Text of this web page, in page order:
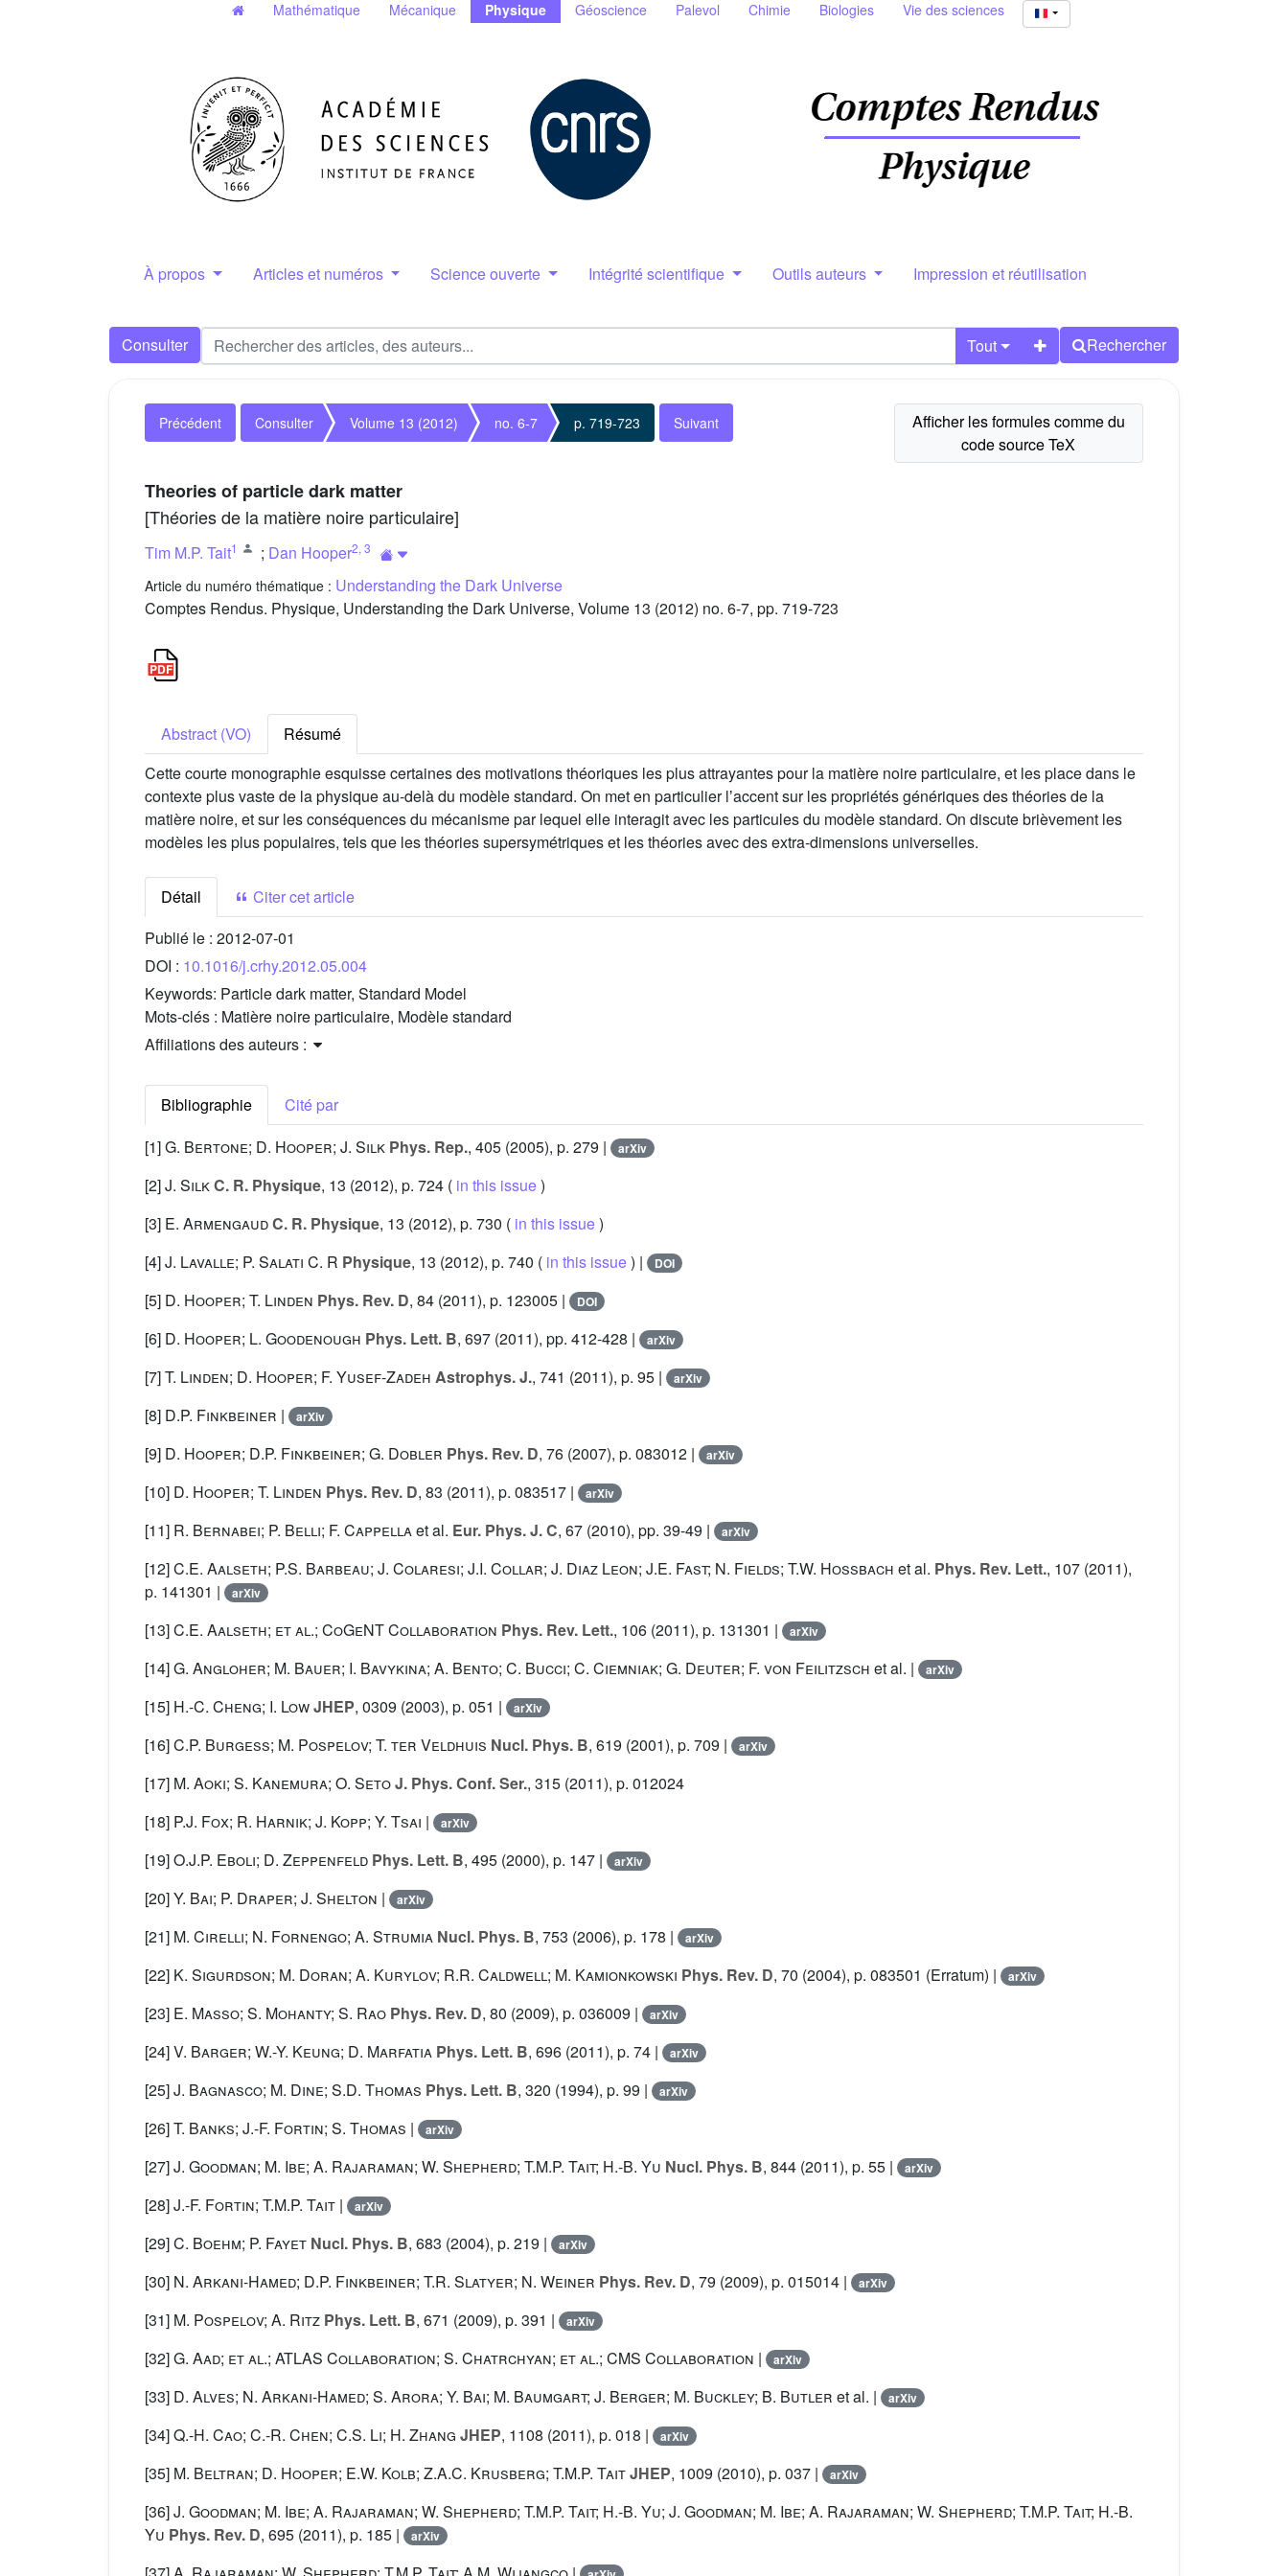
Mathématique Mécanique Physique Géoscience Palevol Chimie Biologies Vie des sciences
À propos Articles et numéros Science ouverte Intégrité scientifique Outils auteurs Impression et réutilisation
Consulter Tout Rechercher
Précédent Consulter Volume 13 (2012) no. 6-7 p. 719-723 Suivant
Theories of particle dark matter
[Théories de la matière noire particulaire]
Tim M.P. Tait1 ; Dan Hooper2, 3
Article du numéro thématique : Understanding the Dark Universe
Comptes Rendus. Physique, Understanding the Dark Universe, Volume 13 (2012) no. 6-7, pp. 719-723
Abstract (VO)
Résumé
Cette courte monographie esquisse certaines des motivations théoriques les plus attrayantes pour la matière noire particulaire, et les place dans le
contexte plus vaste de la physique au-delà du modèle standard. On met en particulier lʼaccent sur les propriétés génériques des théories de la
matière noire, et sur les conséquences du mécanisme par lequel elle interagit avec les particules du modèle standard. On discute brièvement les
modèles les plus populaires, tels que les théories supersymétriques et les théories avec des extra-dimensions universelles.
Détail
Citer cet article
Publié le : 2012-07-01
DOI : 10.1016/j.crhy.2012.05.004
Keywords: Particle dark matter, Standard Model
Mots-clés : Matière noire particulaire, Modèle standard
Affiliations des auteurs :
Bibliographie
Cité par
[1]G. Bertone; D. Hooper; J. Silk Phys. Rep., 405 (2005), p. 279 | arXiv
[2]J. SilkC. R. Physique, 13 (2012), p. 724 ( in this issue)
[3] E. ArmengaudC. R. Physique, 13 (2012), p. 730 ( in this issue)
[4]J. Lavalle; P. Salati C. R Physique, 13 (2012), p. 740 ( in this issue) | DOI
[5] D. Hooper; T. Linden Phys. Rev. D, 84 (2011), p. 123005 | DOI
[6] D. Hooper; L. Goodenough Phys. Lett. B, 697 (2011), pp. 412-428 | arXiv
[7]T. Linden; D. Hooper; F. Yusef-Zadeh Astrophys. J., 741 (2011), p. 95 | arXiv
[8] D.P. Finkbeiner | arXiv
[9] D. Hooper; D.P. Finkbeiner; G. Dobler Phys. Rev. D, 76 (2007), p. 083012 | arXiv
[10] D. Hooper; T. Linden Phys. Rev. D, 83 (2011), p. 083517 | arXiv
[11] R. Bernabei; P. Belli; F. Cappellaet al. Eur. Phys. J. C, 67 (2010), pp. 39-49 | arXiv
[12]C.E. Aalseth; P.S. Barbeau; J. Colaresi; J.I. Collar; J. Diaz Leon; J.E. Fast; N. Fields; T.W. Hossbach et al. Phys. Rev. Lett., 107 (2011),
p. 141301 |
arXiv
[13]C.E. Aalseth; et al.; CoGeNT Collaboration Phys. Rev. Lett., 106 (2011), p. 131301 | arXiv
[14]G. Angloher; M. Bauer; I. Bavykina; A. Bento; C. Bucci; C. Ciemniak; G. Deuter; F. von Feilitzsch et al. | arXiv
[15] H.-C. Cheng; I. LowJHEP, 0309 (2003), p. 051 | arXiv
[16]C.P. Burgess; M. Pospelov; T. ter Veldhuis Nucl. Phys. B, 619 (2001), p. 709 | arXiv
[17] M. Aoki; S. Kanemura; O. SetoJ. Phys. Conf. Ser., 315 (2011), p. 012024
[18] P.J. Fox; R. Harnik; J. Kopp; Y. Tsai | arXiv
[19]O.J.P. Eboli; D. Zeppenfeld Phys. Lett. B, 495 (2000), p. 147 | arXiv
[20]Y. Bai; P. Draper; J. Shelton | arXiv
[21] M. Cirelli; N. Fornengo; A. Strumia Nucl. Phys. B, 753 (2006), p. 178 | arXiv
[22] K. Sigurdson; M. Doran; A. Kurylov; R.R. Caldwell; M. Kamionkowski Phys. Rev. D, 70 (2004), p. 083501 (Erratum) | arXiv
[23] E. Masso; S. Mohanty; S. Rao Phys. Rev. D, 80 (2009), p. 036009 | arXiv
[24]V. Barger; W.-Y. Keung; D. Marfatia Phys. Lett. B, 696 (2011), p. 74 | arXiv
[25]J. Bagnasco; M. Dine; S.D. Thomas Phys. Lett. B, 320 (1994), p. 99 | arXiv
[26]T. Banks; J.-F. Fortin; S. Thomas | arXiv
[27]J. Goodman; M. Ibe; A. Rajaraman; W. Shepherd; T.M.P. Tait; H.-B. Yu Nucl. Phys. B, 844 (2011), p. 55 | arXiv
[28]J.-F. Fortin; T.M.P. Tait | arXiv
[29]C. Boehm; P. Fayet Nucl. Phys. B, 683 (2004), p. 219 | arXiv
[30] N. Arkani-Hamed; D.P. Finkbeiner; T.R. Slatyer; N. Weiner Phys. Rev. D, 79 (2009), p. 015014 | arXiv
[31] M. Pospelov; A. Ritz Phys. Lett. B, 671 (2009), p. 391 | arXiv
[32]G. Aad; et al.; ATLAS Collaboration; S. Chatrchyan; et al.; CMS Collaboration | arXiv
[33] D. Alves; N. Arkani-Hamed; S. Arora; Y. Bai; M. Baumgart; J. Berger; M. Buckley; B. Butler et al. | arXiv
[34]Q.-H. Cao; C.-R. Chen; C.S. Li; H. Zhang JHEP, 1108 (2011), p. 018 | arXiv
[35] M. Beltran; D. Hooper; E.W. Kolb; Z.A.C. Krusberg; T.M.P. TaitJHEP, 1009 (2010), p. 037 | arXiv
[36]J. Goodman; M. Ibe; A. Rajaraman; W. Shepherd; T.M.P. Tait; H.-B. Yu; J. Goodman; M. Ibe; A. Rajaraman; W. Shepherd; T.M.P. Tait; H.-B.
Yu Phys. Rev. D, 695 (2011), p. 185 | arXiv